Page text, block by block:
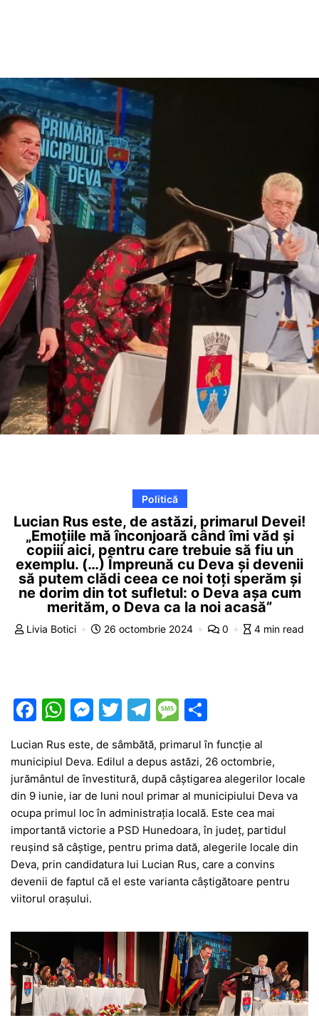
Politică
Lucian Rus este, de astăzi, primarul Devei!
„Emoțiile mă înconjoară când îmi văd și
copiii aici, pentru care trebuie să fiu un
exemplu. (…) Împreună cu Deva și devenii
să putem clădi ceea ce noi toți sperăm și
ne dorim din tot sufletul: o Deva așa cum
merităm, o Deva ca la noi acasă”
Livia Botici 26 octombrie 2024 0 4 min read
F
c
e
b
o
o
k
W
at
s
A
p
p
M
s
s
e
n
g
er
T
itt
er
T
e
gr
a
m
M
s
s
a
g
e
ar
ta
je
a
z
ă
Lucian Rus este, de sâmbătă, primarul în funcție al
municipiul Deva. Edilul a depus astăzi, 26 octombrie,
jurământul de învestitură, după câștigarea alegerilor locale
din 9 iunie, iar de luni noul primar al municipiului Deva va
ocupa primul loc în administrația locală. Este cea mai
importantă victorie a PSD Hunedoara, în județ, partidul
reușind să câștige, pentru prima dată, alegerile locale din
Deva, prin candidatura lui Lucian Rus, care a convins
devenii de faptul că el este varianta câștigătoare pentru
viitorul orașului.